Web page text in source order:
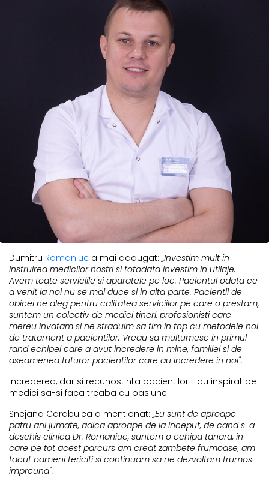
Dumitru Romaniuc a mai adaugat:„Investim mult in
instruirea medicilor nostri si totodata investim in utilaje.
Avem toate serviciile si aparatele pe loc. Pacientul odata ce
a venit la noi nu se mai duce si in alta parte. Pacientii de
obicei ne aleg pentru calitatea serviciilor pe care o prestam,
suntem un colectiv de medici tineri, profesionisti care
mereu invatam si ne straduim sa fim in top cu metodele noi
de tratament a pacientilor. Vreau sa multumesc in primul
rand echipei care a avut incredere in mine, familiei si de
aseamenea tuturor pacientilor care au incredere in noi".
Increderea, dar si recunostinta pacientilor i-au inspirat pe
medici sa-si faca treaba cu pasiune.
Snejana Carabulea a mentionat: „Eu sunt de aproape
patru ani jumate, adica aproape de la inceput, de cand s-a
deschis clinica Dr. Romaniuc, suntem o echipa tanara, in
care pe tot acest parcurs am creat zambete frumoase, am
facut oameni fericiti si continuam sa ne dezvoltam frumos
impreuna".